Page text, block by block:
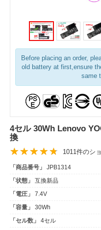
Before placing an order,
old battery at first,ensure
same
4セル 30Wh Lenovo
換
1011件のシ
「商品番号」
JPB1314
「状態」
互換新品
「電圧」
7.4V
「容量」
30Wh
「セル数」
4セル